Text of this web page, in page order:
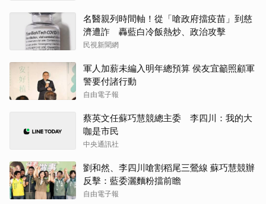
名醫親列時間軸！從「嗆政府擋疫苗」到慈
濟遭詐 轟藍白冷飯熱炒、政治攻擊
民視新聞網
軍人加薪未編入明年總預算 侯友宜籲照顧軍
警要付諸行動
自由電子報
蔡英文任蘇巧慧競總主委 李四川：我的大
咖是市民
中央通訊社
劉和然、李四川嗆割稻尾三鶯線 蘇巧慧競辦
反擊：藍委灑麵粉擋前瞻
自由電子報